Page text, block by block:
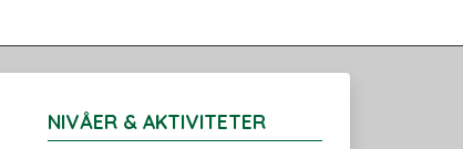
NIVÅER & AKTIVITETER